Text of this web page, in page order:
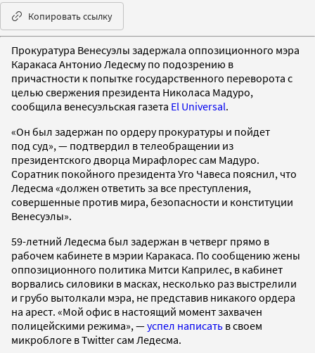
Копировать ссылку
Прокуратура Венесуэлы задержала оппозиционного мэра
Каракаса Антонио Ледесму по подозрению в
причастности к попытке государственного переворота с
целью свержения президента Николаса Мадуро,
сообщила венесуэльская газета El Universal.
«Он был задержан по ордеру прокуратуры и пойдет
под суд», — подтвердил в телеобращении из
президентского дворца Мирафлорес сам Мадуро.
Соратник покойного президента Уго Чавеса пояснил, что
Ледесма «должен ответить за все преступления,
совершенные против мира, безопасности и конституции
Венесуэлы».
59-летний Ледесма был задержан в четверг прямо в
рабочем кабинете в мэрии Каракаса. По сообщению жены
оппозиционного политика Митси Каприлес, в кабинет
ворвались силовики в масках, несколько раз выстрелили
и грубо вытолкали мэра, не представив никакого ордера
на арест. «Мой офис в настоящий момент захвачен
полицейскими режима», —успел написать в своем
микроблоге в Twitter сам Ледесма.